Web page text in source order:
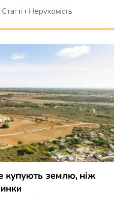
Статті › Нерухомість
купують землю, ніж